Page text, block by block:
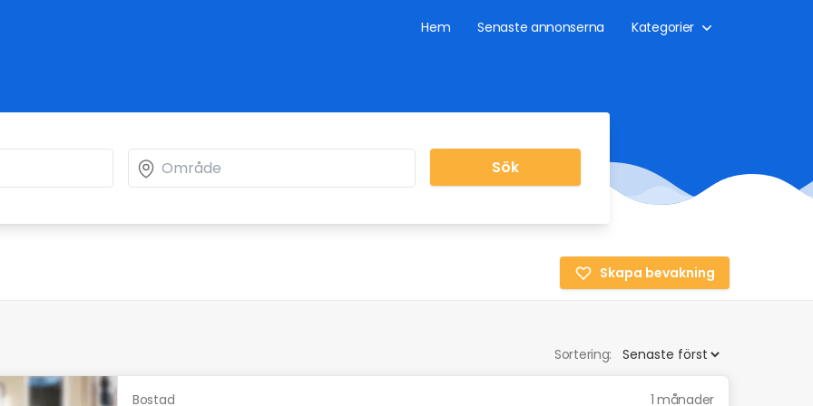
Hem Senaste annonserna Kategorier
Sök
Skapa bevakning
Sortering:
Bostad 1 månader